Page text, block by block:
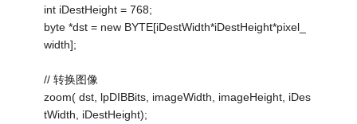
int iDestHeight = 768;
byte *dst = new BYTE[iDestWidth*iDestHeight*pixel_
width];
// 转换图像
zoom( dst, lpDIBBits, imageWidth, imageHeight, iDes
tWidth, iDestHeight);